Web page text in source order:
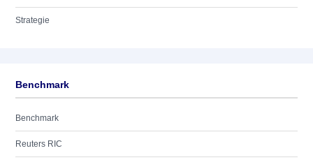
Strategie
Benchmark
Benchmark
Reuters RIC